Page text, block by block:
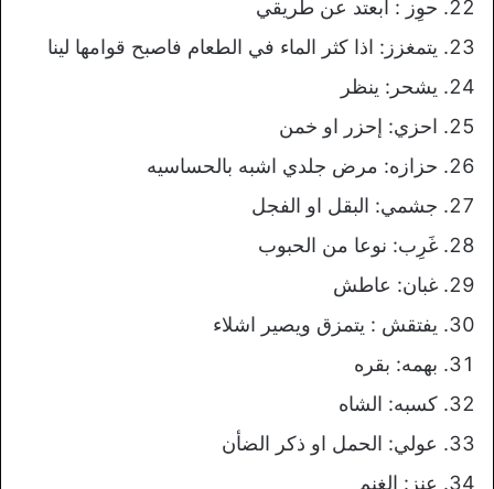
حوِز : أبعتد عن طريقي
يتمغزز: اذا كثر الماء في الطعام فاصبح قوامها لينا
يشحر: ينظر
احزي: إحزر او خمن
حزازه: مرض جلدي اشبه بالحساسيه
جشمي: البقل او الفجل
غَرِب: نوعا من الحبوب
غبان: عاطش
يفتقش : يتمزق ويصير اشلاء
بهمه: بقره
كسبه: الشاه
عولي: الحمل او ذكر الضأن
عنز: الغنم